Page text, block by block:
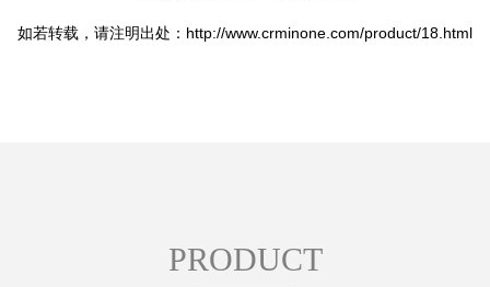
如若转载，请注明出处：http://www.crminone.com/product/18.html
PRODUCT